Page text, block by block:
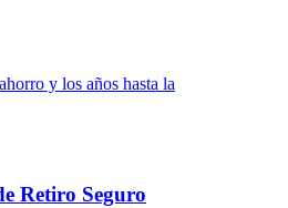
y los años hasta la
Retiro Seguro